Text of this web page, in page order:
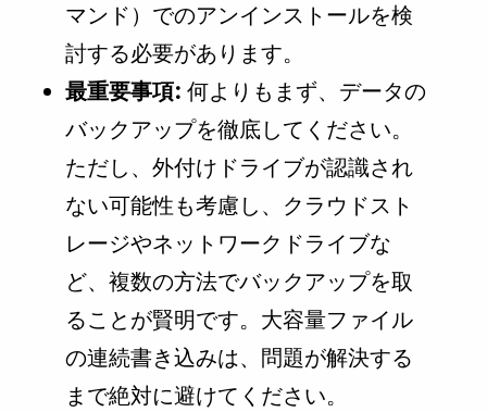
マンド）でのアンインストールを検
討する必要があります。
最重要事項: 何よりもまず、データの
バックアップを徹底してください。
ただし、外付けドライブが認識され
ない可能性も考慮し、クラウドスト
レージやネットワークドライブな
ど、複数の方法でバックアップを取
ることが賢明です。大容量ファイル
の連続書き込みは、問題が解決する
まで絶対に避けてください。